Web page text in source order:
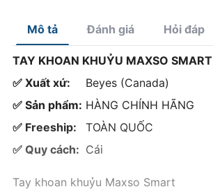
Mô tả Đánh giá Hỏi đáp
TAY KHOAN KHUỶU MAXSO SMART
✅ Xuất xứ:
Beyes (Canada)
✅ Sản phẩm: HÀNG CHÍNH HÃNG
✅ Freeship:
TOÀN QUỐC
✅ Quy cách: Cái
Tay khoan khuỷu Maxso Smart